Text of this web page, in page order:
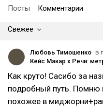
Посты Комментарии
Свежее
Любовь Тимошенко в
Как круто! Сасибо за
подробный путь. Помню
похожее в